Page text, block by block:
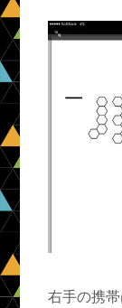
右手の携